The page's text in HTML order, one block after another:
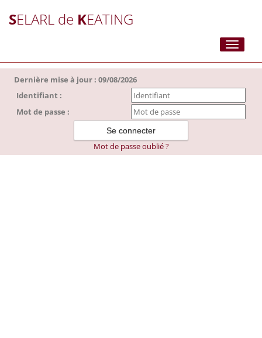
SELARL de KEATING
Toggle
Dernière mise à jour : 09/08/2026
Identifiant :
Mot de passe :
Mot de passe oublié ?